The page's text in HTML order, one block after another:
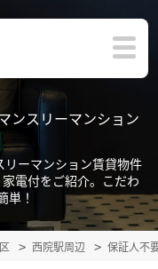
ンスリーマンション
ーマンション賃貸物件
電付をご紹介。こだわ
単！
西院駅周辺 保証人不